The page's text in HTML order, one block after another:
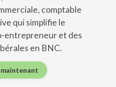
comptable
qui simplifie le
entrepreneur et des
en BNC.
maintenant